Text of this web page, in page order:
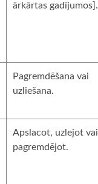
ārkārtas gadījumos].
Pagremdēšana vai
uzliešana.
Apslacot, uzlejot vai
pagremdējot.